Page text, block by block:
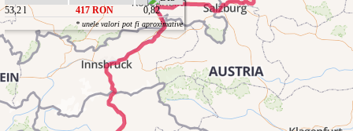
53,2 l
417 RON 0,82
* unele valori pot fi aproximative